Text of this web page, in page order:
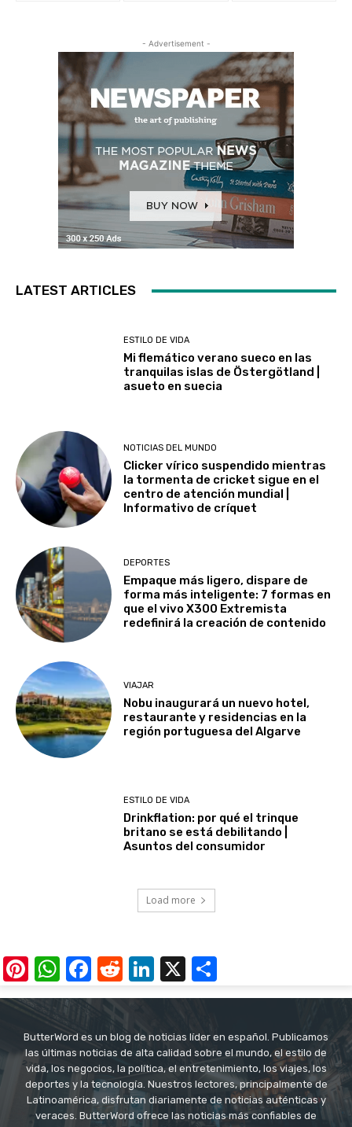
- Advertisement -
LATEST ARTICLES
ESTILO DE VIDA
Mi flemático verano sueco en las
tranquilas islas de Östergötland |
asueto en suecia
NOTICIAS DEL MUNDO
Clicker vírico suspendido mientras
la tormenta de cricket sigue en el
centro de atención mundial |
Informativo de críquet
DEPORTES
Empaque más ligero, dispare de
forma más inteligente: 7 formas en
que el vivo X300 Extremista
redefinirá la creación de contenido
VIAJAR
Nobu inaugurará un nuevo hotel,
restaurante y residencias en la
región portuguesa del Algarve
ESTILO DE VIDA
Drinkflation: por qué el trinque
britano se está debilitando |
Asuntos del consumidor
Load more
Pinterest
WhatsApp
Facebook
RedditLinkedIn
X
ButterWord es un blog de noticias líder en español. Publicamos
las últimas noticias de alta calidad sobre el mundo, el estilo de
vida, los negocios, la política, el entretenimiento, los viajes, los
deportes y la tecnología. Nuestros lectores, principalmente de
Latinoamérica, disfrutan diariamente de noticias auténticas y
veraces. ButterWord ofrece las noticias más confiables de